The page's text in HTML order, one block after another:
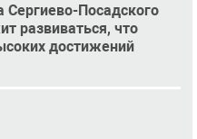
Сергиево-Посадского
развиваться, что
достижений